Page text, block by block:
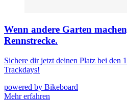
Wenn andere Garten
Rennstrecke.
Sichere dir jetzt deinen Platz bei den
Trackdays!
powered by Bikeboard
Mehr erfahren